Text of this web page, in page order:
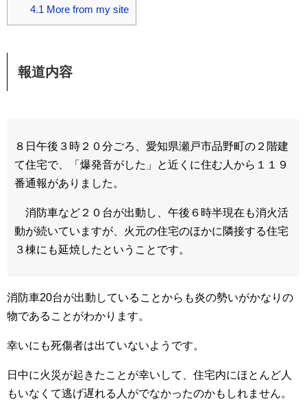
4.1 More from my site
報道内容
８日午後３時２０分ごろ、愛知県瀬戸市品野町の２階建
て住宅で、「爆発音がした」と近くに住む人から１１９
番通報がありました。
消防車など２０台が出動し、午後６時半現在も消火活
動が続いていますが、火元の住宅のほかに隣接する住宅
３棟にも延焼したということです。
消防車20台が出動していることからも炎の勢いがかなりの
物であることがわかります。
幸いにも死傷者は出ていないようです。
日中に火災が起きたことが幸いして、住宅内にほとんど人
もいなくて逃げ遅れる人がでなかったのかもしれません。